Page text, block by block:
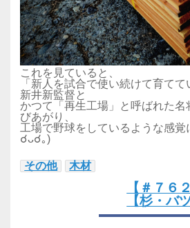
これを見ていると、
「新人を試合で使い続けて育て
新井新監督と
かつて「再生工場」と呼ばれた
びあがり、
工場で野球をしているような感覚
☌ᴗ☌｡)
その他 木材
【＃７
【杉・バツ